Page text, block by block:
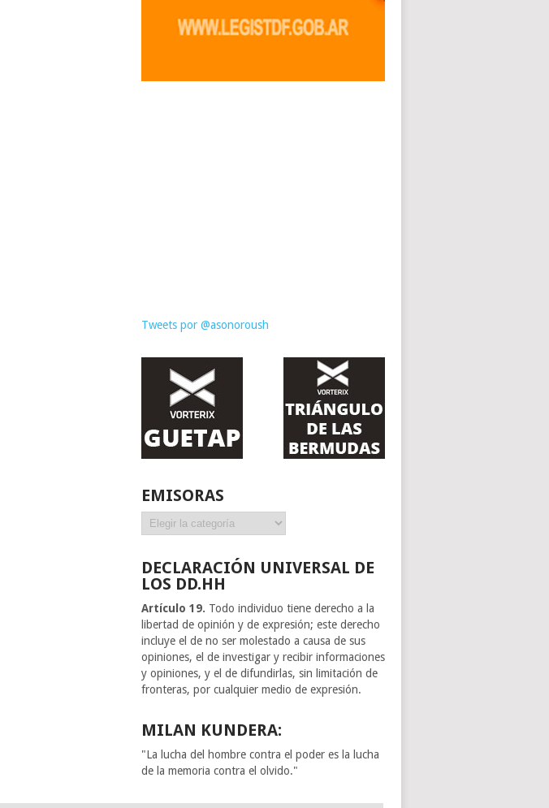
Tweets por @asonoroush
EMISORAS
Emisoras
DECLARACIÓN UNIVERSAL DE
LOS DD.HH
Artículo 19. Todo individuo tiene derecho a la
libertad de opinión y de expresión; este derecho
incluye el de no ser molestado a causa de sus
opiniones, el de investigar y recibir informaciones
y opiniones, y el de difundirlas, sin limitación de
fronteras, por cualquier medio de expresión.
MILAN KUNDERA:
"La lucha del hombre contra el poder es la lucha
de la memoria contra el olvido."